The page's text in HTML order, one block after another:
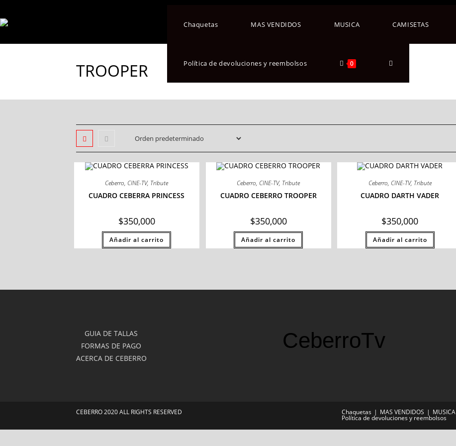
Chaquetas MAS VENDIDOS MUSICA CAMISETAS
Política de devoluciones y reembolsos 0
TROOPER
Ceberro, CINE-TV, Tribute
CUADRO CEBERRA PRINCESS
$350,000
Añadir al carrito
Ceberro, CINE-TV, Tribute
CUADRO CEBERRO TROOPER
$350,000
Añadir al carrito
Ceberro, CINE-TV, Tribute
CUADRO DARTH VADER
$350,000
Añadir al carrito
GUIA DE TALLAS
FORMAS DE PAGO
ACERCA DE CEBERRO
CeberroTv
Chaquetas MAS VENDIDOS MUSICA
Política de devoluciones y reembolsos
CEBERRO 2020 ALL RIGHTS RESERVED